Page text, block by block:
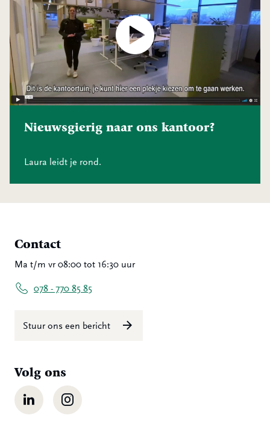
Nieuwsgierig naar ons kantoor?
Laura leidt je rond.
Contact
Ma t/m vr 08:00 tot 16:30 uur
078 - 770 85 85
Stuur ons een bericht
Volg ons
LinkedIn Instagram